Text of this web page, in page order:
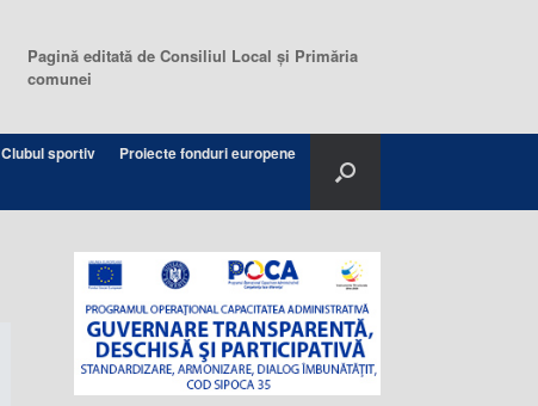
Pagină editată de Consiliul Local şi Primăria
comunei
Clubul sportiv
Proiecte fonduri europene